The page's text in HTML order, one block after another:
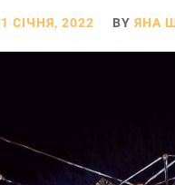
СІЧНЯ, 2022 BY ЯНА